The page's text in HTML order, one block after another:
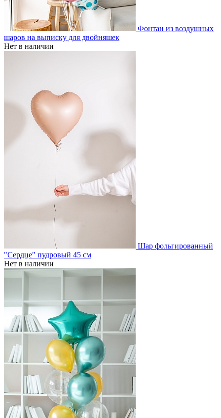
Фонтан из воздушных
шаров на выписку для двойняшек
Нет в наличии
Шар фольгированный
"Сердце" пудровый 45 см
Нет в наличии